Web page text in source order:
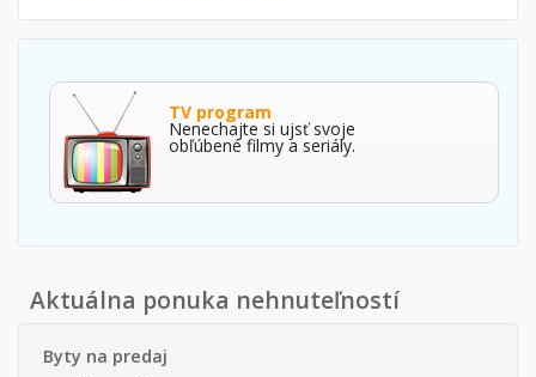
TV program
Nenechajte si ujsť svoje
obľúbené filmy a seriály.
Aktuálna ponuka nehnuteľností
Byty na predaj